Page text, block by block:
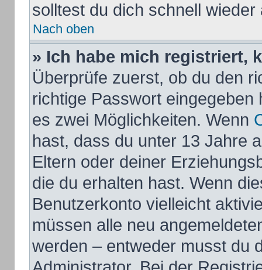
solltest du dich schnell
Nach oben
» Ich habe mich registriert,
Überprüfe zuerst, ob du den
richtige Passwort
es zwei Möglichkeiten. Wenn
hast, dass du unter 13 Jahre
Eltern oder deiner
die du erhalten hast. Wenn
Benutzerkonto vielleicht
müssen alle neu
werden – entweder musst du